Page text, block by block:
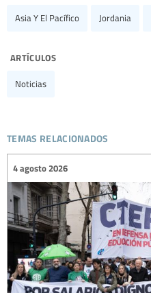
Asia Y El Pacífico Jordania
artículos
Noticias
temas relacionados
4 agosto 2026